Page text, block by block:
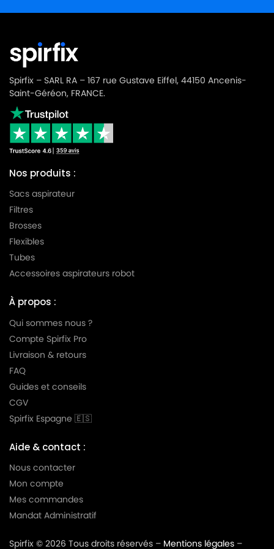
Spirfix – SARL RA – 167 rue Gustave Eiffel, 44150 Ancenis-
Saint-Géréon, FRANCE.
Nos produits :
Sacs aspirateur
Filtres
Brosses
Flexibles
Tubes
Accessoires aspirateurs robot
À propos :
Qui sommes nous ?
Compte Spirfix Pro
Livraison & retours
FAQ
Guides et conseils
CGV
Spirfix Espagne 🇪🇸
Aide & contact :
Nous contacter
Mon compte
Mes commandes
Mandat Administratif
Spirfix © 2026 Tous droits réservés – Mentions légales –